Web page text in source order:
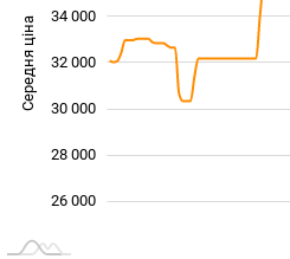
Середня ціна 26 000
26 000
28 000
30 000
32 000
34 000